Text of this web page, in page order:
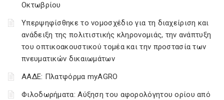
Οκτωβρίου
Υπερψηφίσθηκε το νομοσχέδιο για τη διαχείριση και
ανάδειξη της πολιτιστικής κληρονομιάς, την ανάπτυξη
του οπτικοακουστικού τομέα και την προστασία των
πνευματικών δικαιωμάτων
ΑΑΔΕ: Πλατφόρμα myAGRO
Φιλοδωρήματα: Αύξηση του αφορολόγητου ορίου από